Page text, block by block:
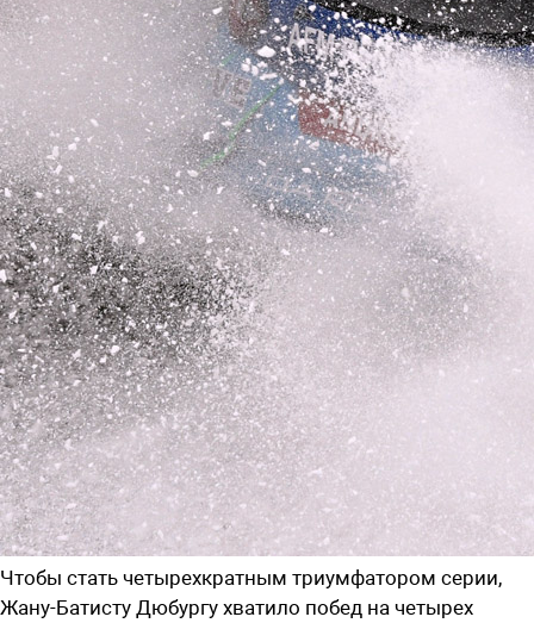
Чтобы стать четырехкратным триумфатором серии,
Жану-Батисту Дюбургу хватило побед на четырех